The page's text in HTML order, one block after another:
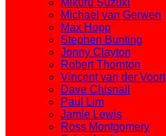
Mikuru Suzuki
Michael van Gerwen
Max Hopp
Stephen Bunting
Jonny Clayton
Robert Thornton
Vincent van der Voort
Dave Chisnall
Paul Lim
Jamie Lewis
Ross Montgomery